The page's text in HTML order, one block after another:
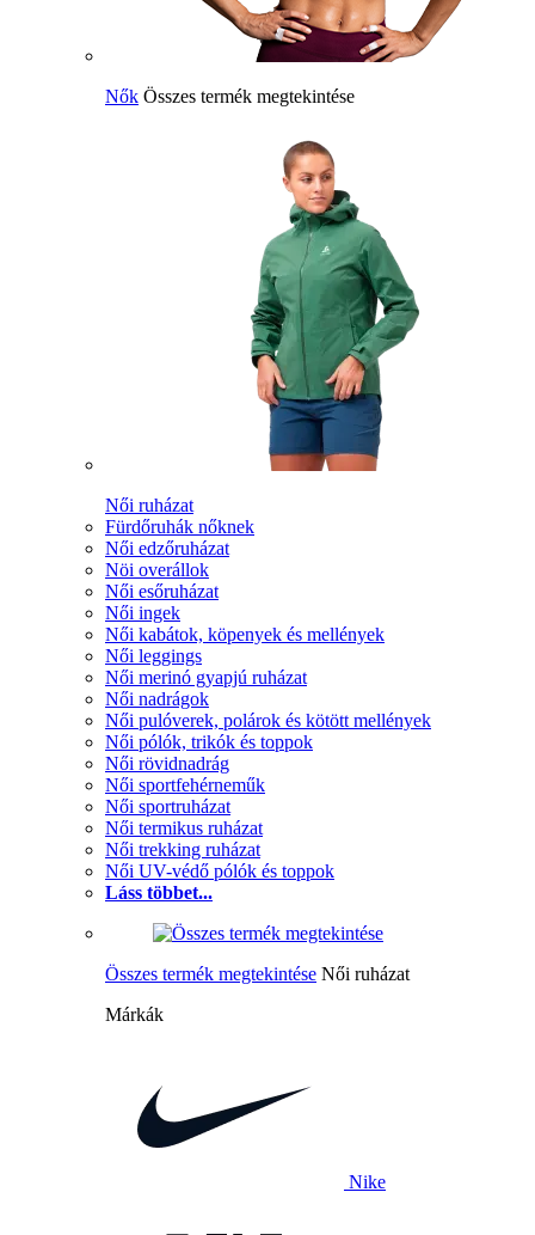
Nők Összes termék megtekintése
Női ruházat
Fürdőruhák nőknek
Női edzőruházat
Nöi overállok
Női esőruházat
Női ingek
Női kabátok, köpenyek és mellények
Női leggings
Női merinó gyapjú ruházat
Női nadrágok
Női pulóverek, polárok és kötött mellények
Női pólók, trikók és toppok
Női rövidnadrág
Női sportfehérneműk
Női sportruházat
Női termikus ruházat
Női trekking ruházat
Női UV-védő pólók és toppok
Láss többet...
Összes termék megtekintése Női ruházat
Márkák
Nike